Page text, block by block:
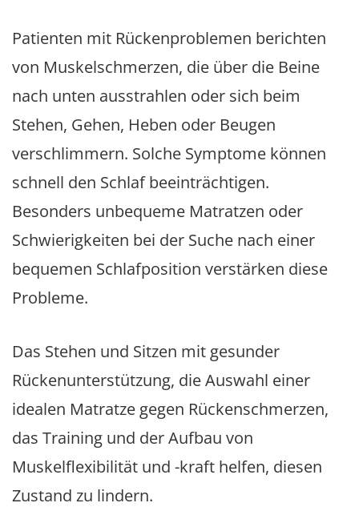
Patienten mit Rückenproblemen berichten
von Muskelschmerzen, die über die Beine
nach unten ausstrahlen oder sich beim
Stehen, Gehen, Heben oder Beugen
verschlimmern. Solche Symptome können
schnell den Schlaf beeinträchtigen.
Besonders unbequeme Matratzen oder
Schwierigkeiten bei der Suche nach einer
bequemen Schlafposition verstärken diese
Probleme.
Das Stehen und Sitzen mit gesunder
Rückenunterstützung, die Auswahl einer
idealen Matratze gegen Rückenschmerzen,
das Training und der Aufbau von
Muskelflexibilität und -kraft helfen, diesen
Zustand zu lindern.